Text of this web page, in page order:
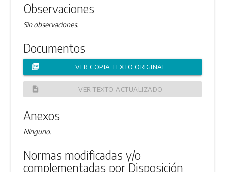
Observaciones
Sin observaciones.
Documentos
picture_as_pdf VER COPIA TEXTO ORIGINAL
description VER TEXTO ACTUALIZADO
Anexos
Ninguno.
Normas modificadas y/o
complementadas por Disposición